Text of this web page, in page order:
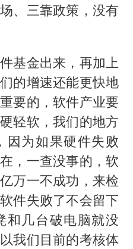
、三靠政策，没有
基金出来，再加上
的增速还能更快地
要的，软件产业要
轻软，我们的地方
因为如果硬件失败
，一查没事的，软
万一不成功，来检
件失败了不会留下
和几台破电脑就没
我们目前的考核体